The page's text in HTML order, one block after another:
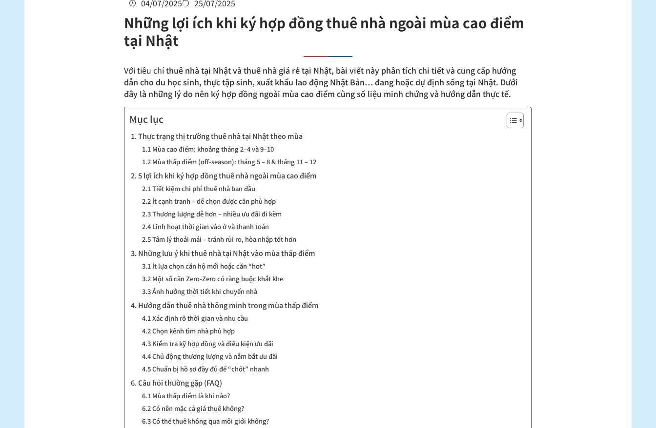
04/07/2025 25/07/2025
Những lợi ích khi ký hợp đồng thuê nhà ngoài mùa cao điểm
tại Nhật
Với tiêu chíthuê nhà tại Nhật và thuê nhà giá rẻ tại Nhật, bài viết này phân tích chi tiết và cung cấp hướng
dẫn cho du học sinh, thực tập sinh, xuất khẩu lao động Nhật Bản… đang hoặc dự định sống tại Nhật. Dưới
đây là những lý do nên ký hợp đồng ngoài mùa cao điểm cùng số liệu minh chứng và hướng dẫn thực tế.
Mục lục
1. Thực trạng thị trường thuê nhà tại Nhật theo mùa
1.1 Mùa cao điểm: khoảng tháng 2–4 và 9–10
1.2 Mùa thấp điểm (off-season): tháng 5 – 8 & tháng 11 – 12
2. 5 lợi ích khi ký hợp đồng thuê nhà ngoài mùa cao điểm
2.1 Tiết kiệm chi phí thuê nhà ban đầu
2.2 Ít cạnh tranh – dễ chọn được căn phù hợp
2.3 Thương lượng dễ hơn – nhiều ưu đãi đi kèm
2.4 Linh hoạt thời gian vào ở và thanh toán
2.5 Tâm lý thoải mái – tránh rủi ro, hòa nhập tốt hơn
3. Những lưu ý khi thuê nhà tại Nhật vào mùa thấp điểm
3.1 Ít lựa chọn căn hộ mới hoặc căn “hot”
3.2 Một số căn Zero-Zero có ràng buộc khắt khe
3.3 Ảnh hưởng thời tiết khi chuyển nhà
4. Hướng dẫn thuê nhà thông minh trong mùa thấp điểm
4.1 Xác định rõ thời gian và nhu cầu
4.2 Chọn kênh tìm nhà phù hợp
4.3 Kiểm tra kỹ hợp đồng và điều kiện ưu đãi
4.4 Chủ động thương lượng và nắm bắt ưu đãi
4.5 Chuẩn bị hồ sơ đầy đủ để “chốt” nhanh
6. Câu hỏi thường gặp (FAQ)
6.1 Mùa thấp điểm là khi nào?
6.2 Có nên mặc cả giá thuê không?
6.3 Có thể thuê không qua môi giới không?